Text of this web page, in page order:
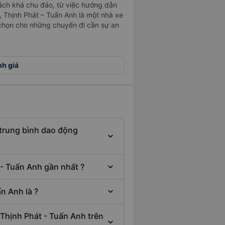
khá chu đáo, từ việc hướng dẫn
Phát – Tuấn Anh là một nhà xe
cho những chuyến đi cần sự an
giá
bình dao động
Tuấn Anh gần nhất ?
Anh là ?
Phát - Tuấn Anh trên